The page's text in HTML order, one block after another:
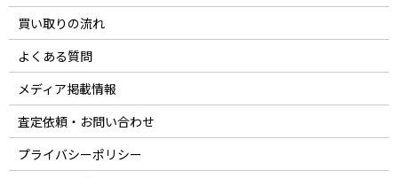
買い取りの流れ
よくある質問
メディア掲載情報
査定依頼・お問い合わせ
プライバシーポリシー